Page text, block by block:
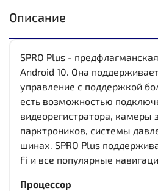
Описание
SPRO Plus -
Android 10. Она
управление с поддержкой
есть возможностью
видеорегистратора, камеры
парктроников, системы
шинах. SPRO Plus
Fi и все популярные
Процессор